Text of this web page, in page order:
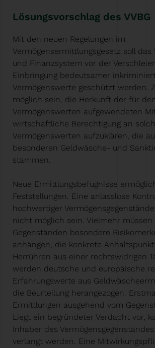
Lösungsvorschlag des VVBG
Mit den neuen Regelungen im
Vermögensermittlungsgesetz soll
und Finanzsystem vor der
Einbringung bedeutsamer
Vermögenswerte geschützt werden.
möglich sein, die Herkunft der für
Vermögenswerten aufgewendeten
wirtschaftliche Berechtigung an
Vermögenswerten aufzuklären, die
besonderen Geldwäsche- und
stammen.
Neue Ermittlungsbefugnisse
Feststellungen. Eine anlasslose
hochwertiger
nicht möglich sein. Vielmehr müssen
Gegenständen besondere
anhängen, die konkrete
Herrühren aus einer rechtswidrigen
werden deutsche und europäische
Erfahrungswerte aus
die Beurteilung herangezogen.
Ermittlungen ausgehend vom
Liegt ein begründeter Verdacht vor,
Inhaber des
verlangt werden. Eine